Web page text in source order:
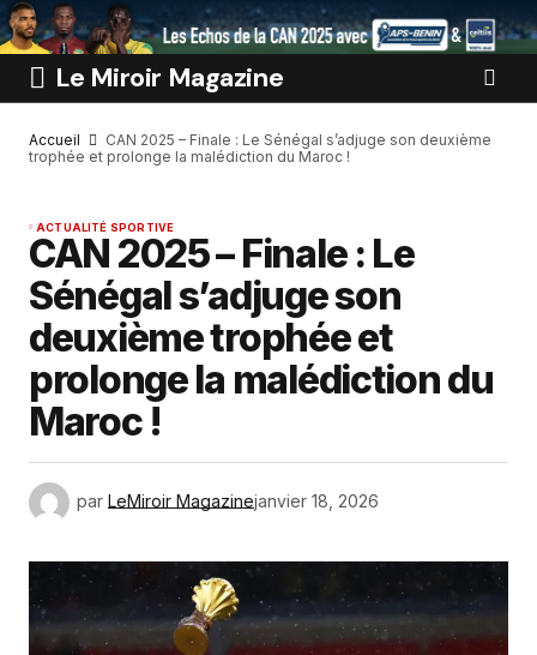
Le Miroir Magazine
Accueil
CAN 2025 – Finale : Le Sénégal s’adjuge son deuxième
trophée et prolonge la malédiction du Maroc !
ACTUALITÉ SPORTIVE
CAN 2025 – Finale : Le
Sénégal s’adjuge son
deuxième trophée et
prolonge la malédiction du
Maroc !
par LeMiroir Magazinejanvier 18, 2026